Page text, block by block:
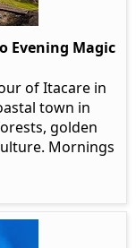
Evening Magic
of Itacare in
town in
golden
Mornings